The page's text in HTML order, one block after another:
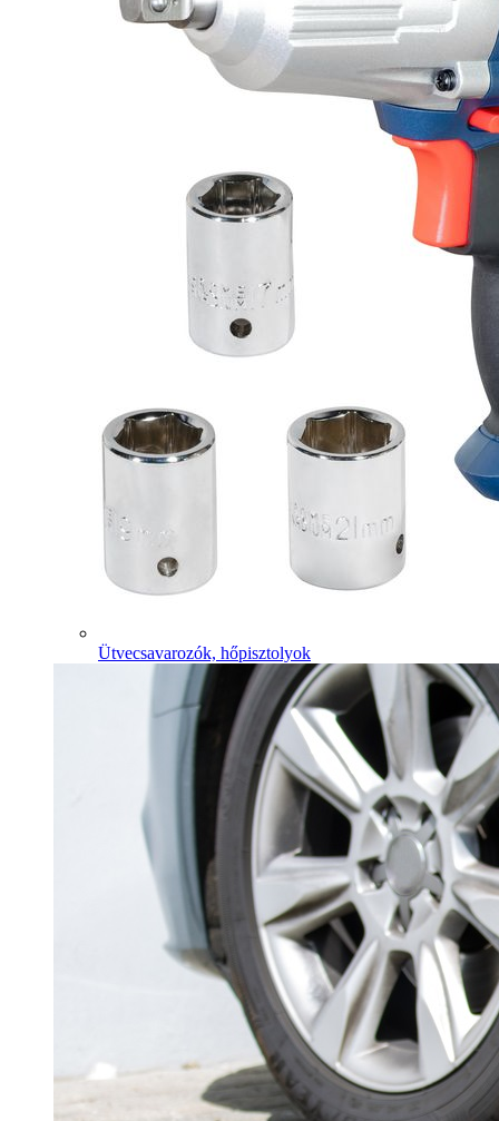
Ütvecsavarozók, hőpisztolyok